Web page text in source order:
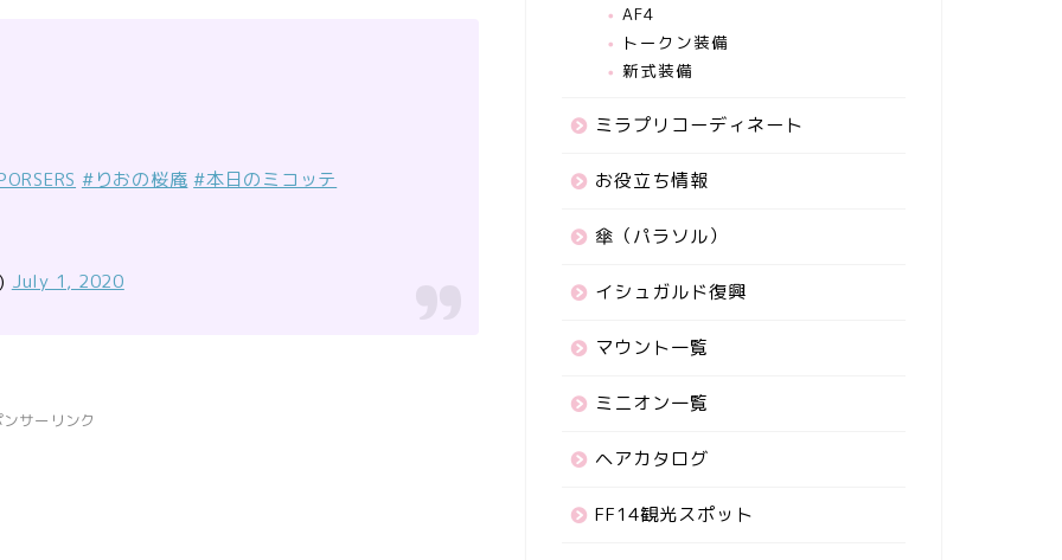
#りおの桜庵 #本日のミコッテ
July 1, 2020
サーリンク
AF4
トークン装備
新式装備
ミラプリコーディネート
お役立ち情報
傘（パラソル）
イシュガルド復興
マウント一覧
ミニオン一覧
ヘアカタログ
FF14観光スポット